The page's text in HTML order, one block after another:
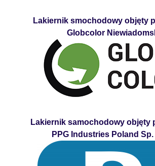
Lakiernik smochodowy objęty
Globcolor
Lakiernik samochodowy objęty
PPG Industries Poland Sp.